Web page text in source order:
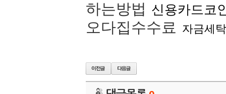
하는방법 신용카드코
오다집수수료 자금세탁